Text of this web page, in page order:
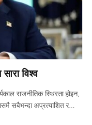
विश्व
राजनीतिक स्थिरता होइन,
सबैभन्दा अप्रत्याशित र…